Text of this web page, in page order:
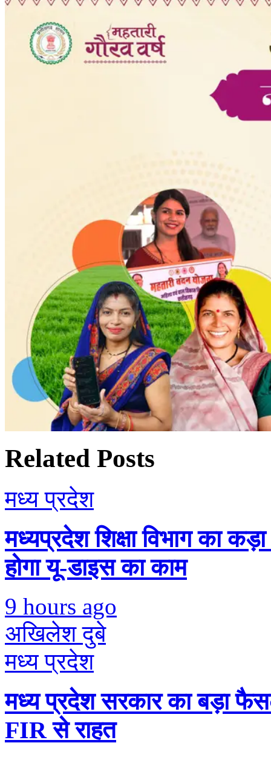
Related Posts
मध्य प्रदेश
मध्यप्रदेश शिक्षा विभाग का
होगा यू-डाइस का काम
9 hours ago
अखिलेश दुबे
मध्य प्रदेश
मध्य प्रदेश सरकार का बड़ा
FIR से राहत